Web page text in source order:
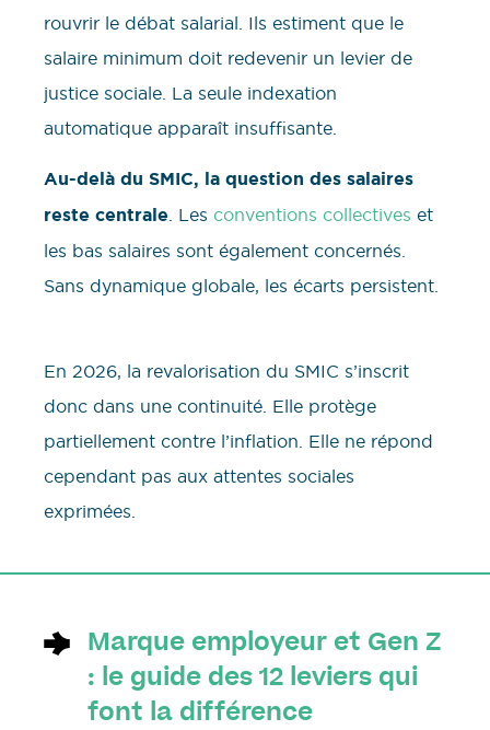
rouvrir le débat salarial. Ils estiment que le
salaire minimum doit redevenir un levier de
justice sociale. La seule indexation
automatique apparaît insuffisante.
Au-delà du SMIC, la question des salaires
reste centrale. Les conventions collectives et
les bas salaires sont également concernés.
Sans dynamique globale, les écarts persistent.
En 2026, la revalorisation du SMIC s’inscrit
donc dans une continuité. Elle protège
partiellement contre l’inflation. Elle ne répond
cependant pas aux attentes sociales
exprimées.
Marque employeur et Gen Z
: le guide des 12 leviers qui
font la différence